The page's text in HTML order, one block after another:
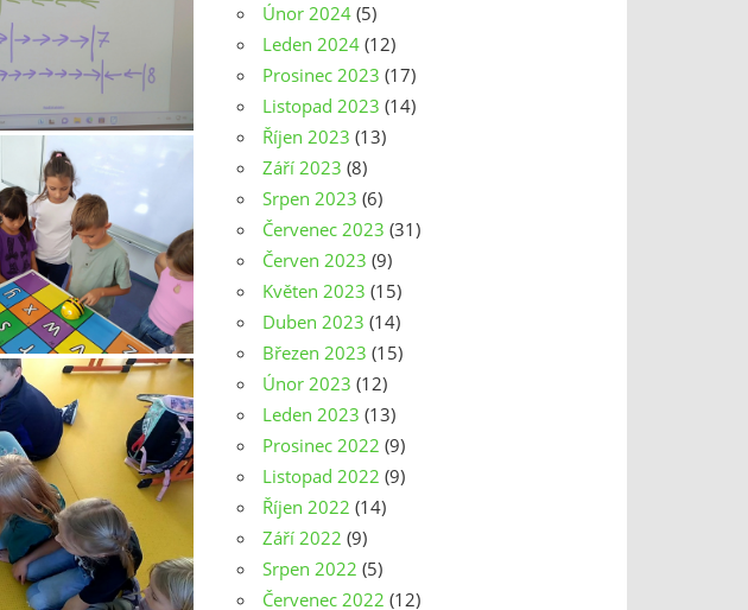
Únor 2024 (5)
Leden 2024 (12)
Prosinec 2023 (17)
Listopad 2023 (14)
Říjen 2023 (13)
Září 2023 (8)
Srpen 2023 (6)
Červenec 2023 (31)
Červen 2023 (9)
Květen 2023 (15)
Duben 2023 (14)
Březen 2023 (15)
Únor 2023 (12)
Leden 2023 (13)
Prosinec 2022 (9)
Listopad 2022 (9)
Říjen 2022 (14)
Září 2022 (9)
Srpen 2022 (5)
Červenec 2022 (12)